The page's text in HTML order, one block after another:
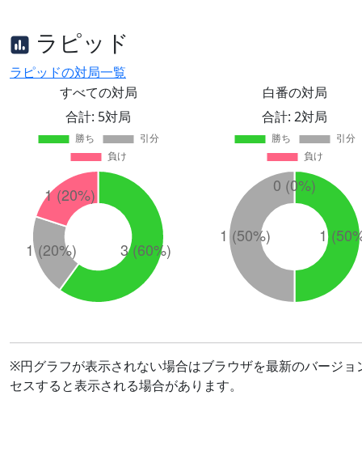
ラピッド
ラピッドの対局一覧
すべての対局
合計: 5対局
白番の対局
合計: 2対局
※円グラフが表示されない場合はブラウザを最新のバージ
セスすると表示される場合があります。